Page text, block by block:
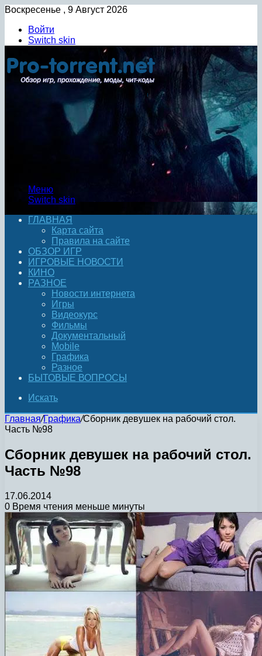
Воскресенье , 9 Август 2026
Войти
Switch skin
Меню
Switch skin
ГЛАВНАЯ
Карта сайта
Правила на сайте
ОБЗОР ИГР
ИГРОВЫЕ НОВОСТИ
КИНО
РАЗНОЕ
Новости интернета
Игры
Видеокурс
Фильмы
Документальный
Mobile
Графика
Разное
БЫТОВЫЕ ВОПРОСЫ
Искать
Главная/Графика/Сборник девушек на рабочий стол.
Часть №98
Сборник девушек на рабочий стол.
Часть №98
17.06.2014
0 Время чтения меньше минуты